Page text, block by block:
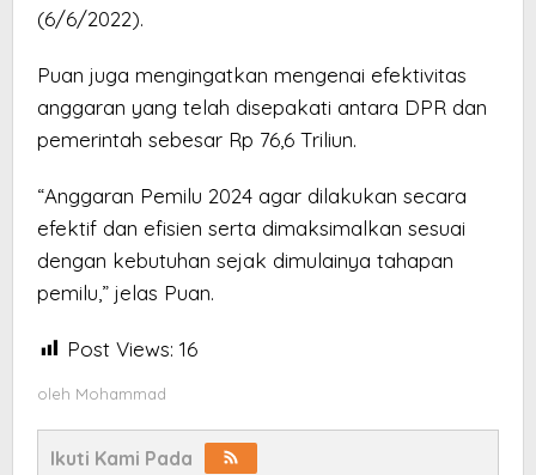
(6/6/2022).
Puan juga mengingatkan mengenai efektivitas
anggaran yang telah disepakati antara DPR dan
pemerintah sebesar Rp 76,6 Triliun.
“Anggaran Pemilu 2024 agar dilakukan secara
efektif dan efisien serta dimaksimalkan sesuai
dengan kebutuhan sejak dimulainya tahapan
pemilu,” jelas Puan.
Post Views: 16
oleh Mohammad
Ikuti Kami Pada